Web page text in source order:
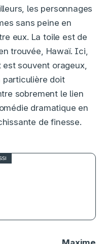
les personnages
sans peine en
eux. La toile est de
trouvée, Hawaï. Ici,
souvent orageux,
particulière doit
sobrement le lien
dramatique en
de finesse.